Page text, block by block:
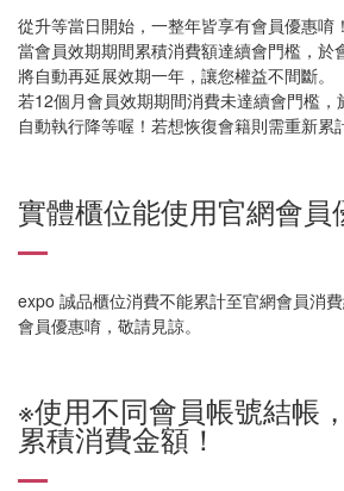
從升等當日開始，一整年皆享有會員優惠唷
當會員效期期間累積消費額達續會門檻，於
將自動再延展效期一年，讓您權益不間斷。
若12個月會員效期期間消費未達續會門檻，
自動執行降等喔！若想恢復會籍則需重新累
實體櫃位能使用官網會員
expo 誠品櫃位消費不能累計至官網會員消
會員優惠唷，敬請見諒。
※使用不同會員帳號結帳
累積消費金額！